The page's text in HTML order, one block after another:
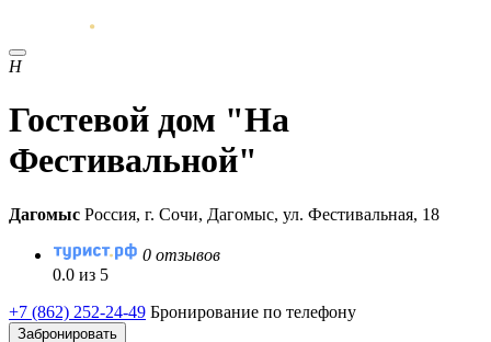
Н
Гостевой дом "На
Фестивальной"
Дагомыс Россия, г. Сочи, Дагомыс, ул. Фестивальная, 18
0 отзывов
0.0 из 5
+7 (862) 252-24-49 Бронирование по телефону
Забронировать